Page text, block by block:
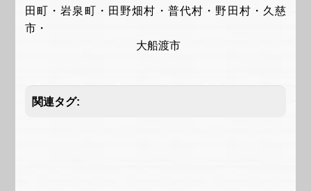
田町・岩泉町・田野畑村・普代村・野田村・久慈
市・
大船渡市
関連タグ: